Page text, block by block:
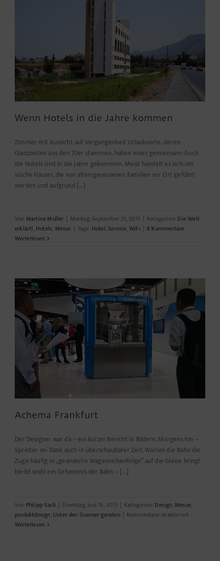
Wenn Hotels in die Jahre kommen
Zimmer mit Aussicht auf Vergangenheit Urlaubsorte, deren
Glanzzeiten aus den 70er stammen, haben eines gemeinsam: Auch
die Hotels sind in die Jahre gekommen. Meist handelt es sich um
solche Häuser, die von alteingesessenen Familien vor Ort geführt
werden und aufgrund [...]
Von Martina Müller | Montag, September 21, 2015 | Kategorien: Die Welt
erklärt!, Hotels, Messe | Tags: Hotel,Service,WiFi | 8 Kommentare
Weiterlesen
Achema Frankfurt
Der Designer war da – ein kurzer Bericht in Bildern. Morgens hin –
Sprinter sei Dank auch in überschaubarer Zeit. Warum die Bahn die
Züge häufig in „geänderte Wagenreihenfolge“ auf die Gleise bringt
bleibt wohl ein Geheimnis der Bahn – [...]
Von Philipp Sack | Dienstag, Juni 16, 2015 | Kategorien: Design, Messe,
produktdesign, Unter den Scanner geraten | Kommentare deaktiviertfür
Weiterlesen